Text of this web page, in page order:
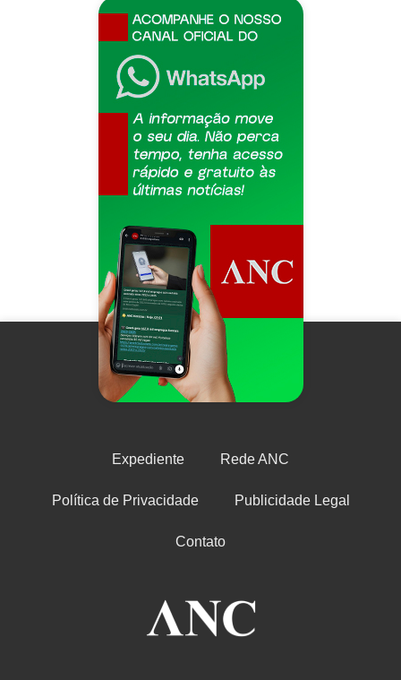
Expediente Rede ANC
Política de Privacidade Publicidade Legal
Contato